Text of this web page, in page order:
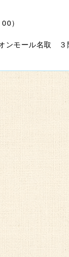
）
ンモール名取　３